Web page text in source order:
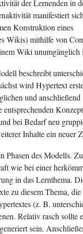
der Lernenden in
manifestiert
Konstruktion eines
Wikis) mithilfe von
Wiki unumgänglich
beschreibt
wird Hypertext
und anschließend
bei Bedarf neu
Inhalte ein neuer
Phasen des Modells.
wie bei einer
in das Lernthema.
zu diesem Thema, die
(z. B.
Relativ rasch sollte
sein.